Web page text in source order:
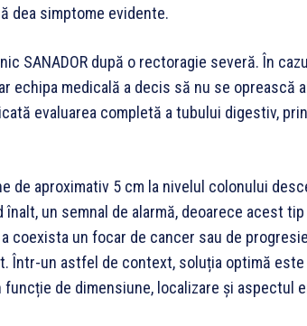
dea simptome evidente.
SANADOR după o rectoragie severă. În
echipa medicală a decis să nu se oprească
evaluarea completă a tubului digestiv, prin
de aproximativ 5 cm la nivelul colonului
un semnal de alarmă, deoarece acest
coexista un focar de cancer sau de
Într-un astfel de context, soluția optimă
de dimensiune, localizare și aspectul